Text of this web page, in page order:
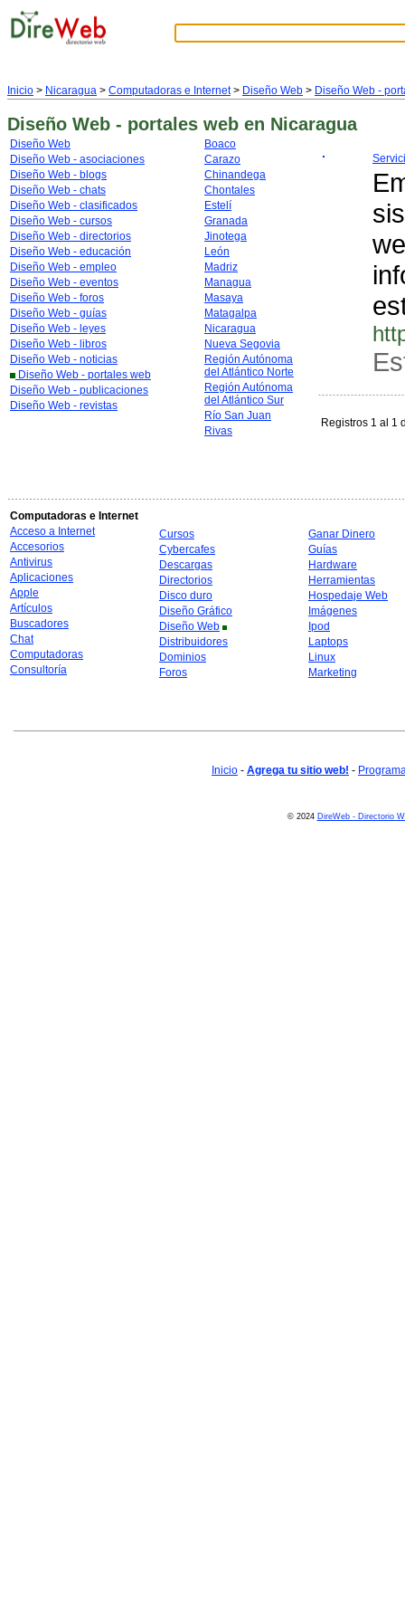
Inicio > Nicaragua > Computadoras e Internet> Diseño Web > Diseño Web -
Diseño Web - portales web en Nicaragua
Diseño Web
Diseño Web - asociaciones
Diseño Web - blogs
Diseño Web - chats
Diseño Web - clasificados
Diseño Web - cursos
Diseño Web - directorios
Diseño Web - educación
Diseño Web - empleo
Diseño Web - eventos
Diseño Web - foros
Diseño Web - guías
Diseño Web - leyes
Diseño Web - libros
Diseño Web - noticias
Diseño Web - portales web
Diseño Web - publicaciones
Diseño Web - revistas
Boaco
Carazo
Chinandega
Chontales
Estelí
Granada
Jinotega
León
Madriz
Managua
Masaya
Matagalpa
Nicaragua
Nueva Segovia
Región Autónoma
del Atlántico Norte
Región Autónoma
del Atlántico Sur
Río San Juan
Rivas
Registros 1 al 1
Computadoras e Internet
Acceso a Internet
Accesorios
Antivirus
Aplicaciones
Apple
Artículos
Buscadores
Chat
Computadoras
Consultoría
Cursos
Cybercafes
Descargas
Directorios
Disco duro
Diseño Gráfico
Diseño Web
Distribuidores
Dominios
Foros
Ganar Dinero
Guías
Hardware
Herramientas
Hospedaje Web
Imágenes
Ipod
Laptops
Linux
Marketing
Inicio - Agrega tu sitio web! -
© 2024 DireWeb - Directorio